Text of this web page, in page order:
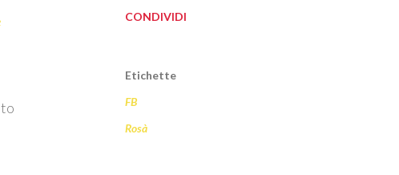
CONDIVIDI
Etichette
FB
Rosà